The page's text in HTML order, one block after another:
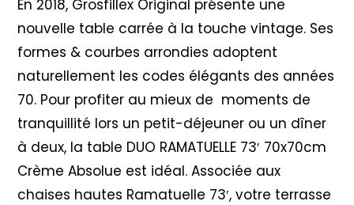
En 2018, Grosfillex Original présente une
nouvelle table carrée à la touche vintage. Ses
formes & courbes arrondies adoptent
naturellement les codes élégants des années
70. Pour profiter au mieux de moments de
tranquillité lors un petit-déjeuner ou un dîner
à deux, la table DUO RAMATUELLE 73′ 70x70cm
Crème Absolue est idéal. Associée aux
chaises hautes Ramatuelle 73′, votre terrasse